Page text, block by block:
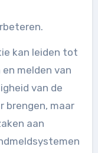
kan leiden tot
melden van
van de
brengen, maar
aan